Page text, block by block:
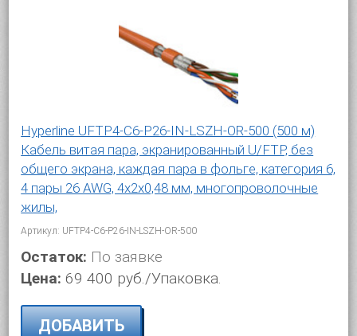
Hyperline UFTP4-C6-P26-IN-LSZH-OR-500 (500 м)
Кабель витая пара, экранированный U/FTP, без
общего экрана, каждая пара в фольге, категория 6,
4 пары 26 AWG, 4х2х0,48 мм, многопроволочные
жилы,
Артикул: UFTP4-C6-P26-IN-LSZH-OR-500
Остаток: По заявке
Цена: 69 400 руб./Упаковка.
ДОБАВИТЬ